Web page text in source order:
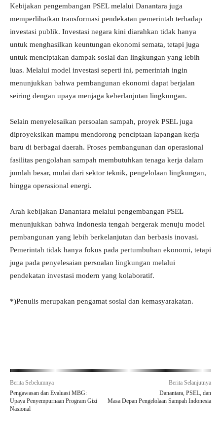
Kebijakan pengembangan PSEL melalui Danantara juga
memperlihatkan transformasi pendekatan pemerintah terhadap
investasi publik. Investasi negara kini diarahkan tidak hanya
untuk menghasilkan keuntungan ekonomi semata, tetapi juga
untuk menciptakan dampak sosial dan lingkungan yang lebih
luas. Melalui model investasi seperti ini, pemerintah ingin
menunjukkan bahwa pembangunan ekonomi dapat berjalan
seiring dengan upaya menjaga keberlanjutan lingkungan.
Selain menyelesaikan persoalan sampah, proyek PSEL juga
diproyeksikan mampu mendorong penciptaan lapangan kerja
baru di berbagai daerah. Proses pembangunan dan operasional
fasilitas pengolahan sampah membutuhkan tenaga kerja dalam
jumlah besar, mulai dari sektor teknik, pengelolaan lingkungan,
hingga operasional energi.
Arah kebijakan Danantara melalui pengembangan PSEL
menunjukkan bahwa Indonesia tengah bergerak menuju model
pembangunan yang lebih berkelanjutan dan berbasis inovasi.
Pemerintah tidak hanya fokus pada pertumbuhan ekonomi, tetapi
juga pada penyelesaian persoalan lingkungan melalui
pendekatan investasi modern yang kolaboratif.
*)Penulis merupakan pengamat sosial dan kemasyarakatan.
Berita Sebelumnya
Pengawasan dan Evaluasi MBG:
Upaya Penyempurnaan Program Gizi
Nasional
Berita Selanjutnya
Danantara, PSEL, dan
Masa Depan Pengelolaan Sampah Indonesia